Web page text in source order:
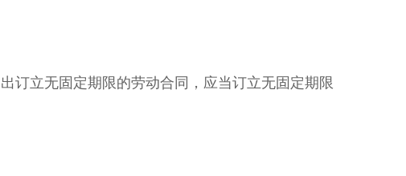
订立无固定期限的劳动合同，应当订立无固定期限